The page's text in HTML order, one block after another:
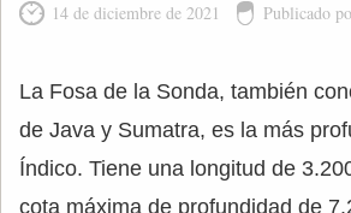
14 de diciembre de 2021 Publicado
La Fosa de la Sonda, también
de Java y Sumatra, es la más
Índico. Tiene una longitud de
cota máxima de profundidad de